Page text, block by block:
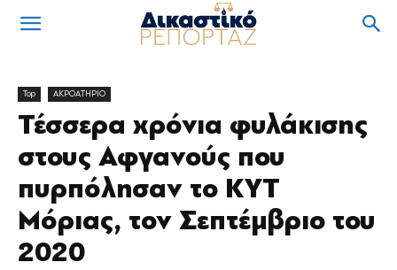
Top ΑΚΡΟΑΤΗΡΙΟ
Τέσσερα χρόνια φυλάκισης
στους Αφγανούς που
πυρπόλησαν το ΚΥΤ
Μόριας, τον Σεπτέμβριο του
2020